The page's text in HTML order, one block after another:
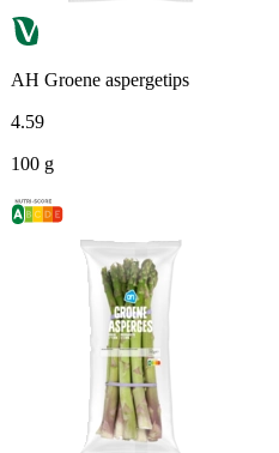
AH Groene aspergetips
4.59
100 g